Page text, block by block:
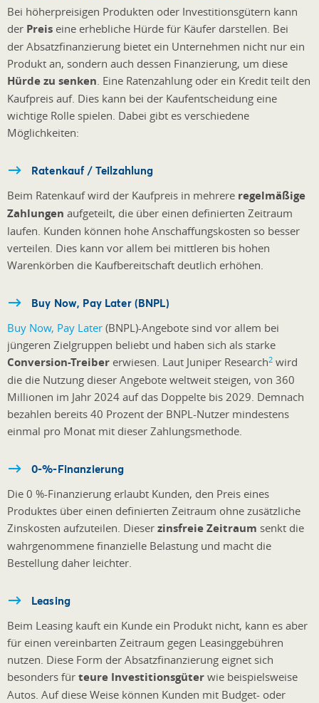
Bei höherpreisigen Produkten oder Investitionsgütern kann
der Preis eine erhebliche Hürde für Käufer darstellen. Bei
der Absatzfinanzierung bietet ein Unternehmen nicht nur ein
Produkt an, sondern auch dessen Finanzierung, um diese
Hürde zu senken. Eine Ratenzahlung oder ein Kredit teilt den
Kaufpreis auf. Dies kann bei der Kaufentscheidung eine
wichtige Rolle spielen. Dabei gibt es verschiedene
Möglichkeiten:
Ratenkauf / Teilzahlung
Beim Ratenkauf wird der Kaufpreis in mehrere regelmäßige
Zahlungen aufgeteilt, die über einen definierten Zeitraum
laufen. Kunden können hohe Anschaffungskosten so besser
verteilen. Dies kann vor allem bei mittleren bis hohen
Warenkörben die Kaufbereitschaft deutlich erhöhen.
Buy Now, Pay Later (BNPL)
Buy Now, Pay Later (BNPL)-Angebote sind vor allem bei
jüngeren Zielgruppen beliebt und haben sich als starke
Conversion-Treiber erwiesen. Laut Juniper Research2 wird
die die Nutzung dieser Angebote weltweit steigen, von 360
Millionen im Jahr 2024 auf das Doppelte bis 2029. Demnach
bezahlen bereits 40 Prozent der BNPL-Nutzer mindestens
einmal pro Monat mit dieser Zahlungsmethode.
0-%-Finanzierung
Die 0 %-Finanzierung erlaubt Kunden, den Preis eines
Produktes über einen definierten Zeitraum ohne zusätzliche
Zinskosten aufzuteilen. Dieser zinsfreie Zeitraum senkt die
wahrgenommene finanzielle Belastung und macht die
Bestellung daher leichter.
Leasing
Beim Leasing kauft ein Kunde ein Produkt nicht, kann es aber
für einen vereinbarten Zeitraum gegen Leasinggebühren
nutzen. Diese Form der Absatzfinanzierung eignet sich
besonders für teure Investitionsgüter wie beispielsweise
Autos. Auf diese Weise können Kunden mit Budget- oder